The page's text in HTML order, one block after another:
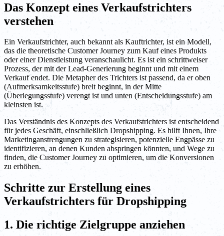
Das Konzept eines Verkaufstrichters
verstehen
Ein Verkaufstrichter, auch bekannt als Kauftrichter, ist ein Modell,
das die theoretische Customer Journey zum Kauf eines Produkts
oder einer Dienstleistung veranschaulicht. Es ist ein schrittweiser
Prozess, der mit der Lead-Generierung beginnt und mit einem
Verkauf endet. Die Metapher des Trichters ist passend, da er oben
(Aufmerksamkeitsstufe) breit beginnt, in der Mitte
(Überlegungsstufe) verengt ist und unten (Entscheidungsstufe) am
kleinsten ist.
Das Verständnis des Konzepts des Verkaufstrichters ist entscheidend
für jedes Geschäft, einschließlich Dropshipping. Es hilft Ihnen, Ihre
Marketinganstrengungen zu strategisieren, potenzielle Engpässe zu
identifizieren, an denen Kunden abspringen könnten, und Wege zu
finden, die Customer Journey zu optimieren, um die Konversionen
zu erhöhen.
Schritte zur Erstellung eines
Verkaufstrichters für Dropshipping
1. Die richtige Zielgruppe anziehen